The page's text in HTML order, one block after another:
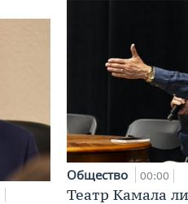
Общество 00:00
Театр Камала